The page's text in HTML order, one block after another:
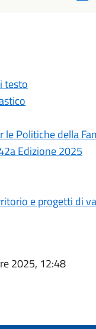
testo
Politiche della
Edizione 2025
e progetti di
2025, 12:48